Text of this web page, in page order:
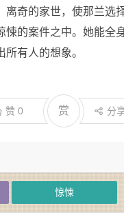
离奇的家世，使那兰
悚的案件之中。她能全
有人的想象。
赞 0 赏 分
惊悚